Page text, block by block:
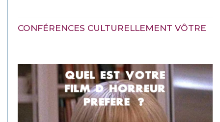
CONFÉRENCES CULTURELLEMENT VÔTRE